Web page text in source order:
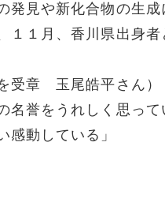
発見や新化合物の生
１１月、香川県出身
受章 玉尾皓平さん）
名誉をうれしく思っ
感動している」